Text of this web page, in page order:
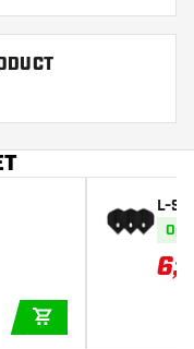
L-
d
Op
6,37